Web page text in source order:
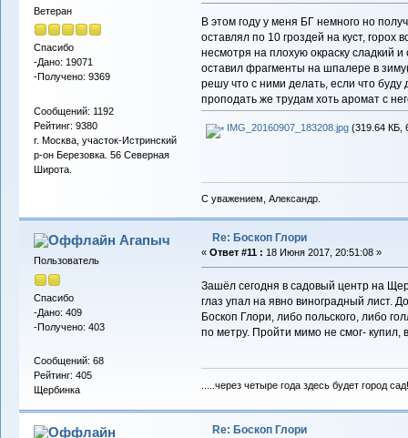
Ветеран
Спасибо
-Дано: 19071
-Получено: 9369
Сообщений: 1192
Рейтинг: 9380
г. Москва, участок-Истринский
р-он Березовка. 56 Северная
Широта.
В этом году у меня БГ немного но
оставлял по 10 гроздей на куст, горох
несмотря на плохую окраску сладкий
оставил фрагменты на шпалере в
решу что с ними делать, если что буду
проподать же трудам хоть аромат с
IMG_20160907_183208.jpg(319.64 КБ,
С уважением, Александр.
Агапыч
Пользователь
Спасибо
-Дано: 409
-Получено: 403
Сообщений: 68
Рейтинг: 405
Щербинка
Re: Боскоп Глори
« Ответ #11 : 18 Июня 2017, 20:51:08 »
Зашёл сегодня в садовый центр на
глаз упал на явно виноградный лист.
Боскоп Глори, либо польского, либо
по метру. Пройти мимо не смог-
.....через четыре года здесь будет город сад!
Re: Боскоп Глори